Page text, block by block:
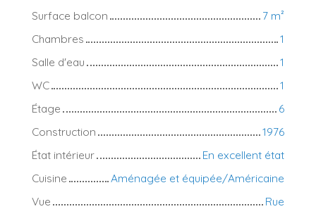
Surface balcon
7 m²
Chambres
1
Salle d'eau
1
WC
1
Étage
6
Construction
1976
État intérieur
En excellent état
Cuisine
Aménagée et équipée/Américaine
Vue
Rue